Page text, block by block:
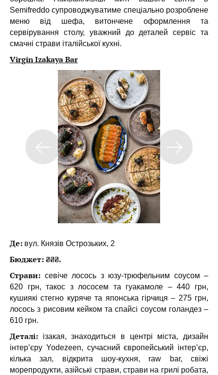
Semifreddo супроводжуватиме спеціально розроблене
меню від шефа, витончене оформлення та
сервірування столу, уважний до деталей сервіс та
смачні страви італійської кухні.
Virgin Izakaya Bar
Де: вул. Князів Острозьких, 2
Бюджет: ₴₴₴.
Страви: севіче лосось з юзу-трюфельним соусом –
620 грн, такос з лососем та гуакамоле – 440 грн,
кушиякі стегно куряче та японська гірчиця – 275 грн,
лосось з рисовим кейком та спайсі соусом голандез –
610 грн.
Деталі: ізакая, знаходиться в центрі міста, дизайн
інтер’єру Yodezeen, сучасний європейський інтер’єр,
кілька зал, відкрита шоу-кухня, raw bar, свіжі
морепродукти, азійські страви, страви на грилі робата,